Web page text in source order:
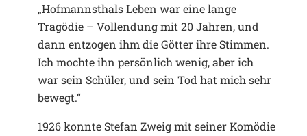
„Hofmannsthals Leben war eine lange
Tragödie – Vollendung mit 20 Jahren, und
dann entzogen ihm die Götter ihre Stimmen.
Ich mochte ihn persönlich wenig, aber ich
war sein Schüler, und sein Tod hat mich sehr
bewegt.“
1926 konnte Stefan Zweig mit seiner Komödie